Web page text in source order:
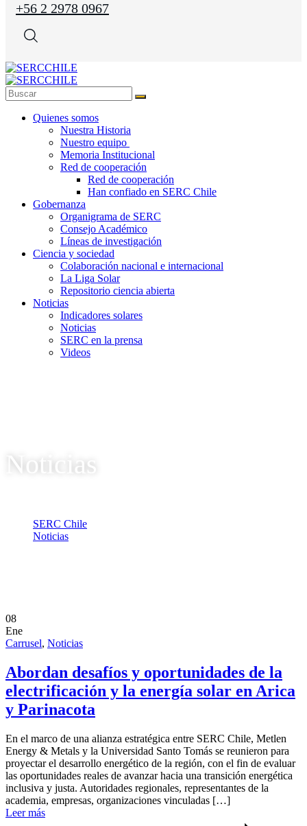
+56 2 2978 0967
Quienes somos
Nuestra Historia
Nuestro equipo
Memoria Institucional
Red de cooperación
Red de cooperación
Han confiado en SERC Chile
Gobernanza
Organigrama de SERC
Consejo Académico
Líneas de investigación
Ciencia y sociedad
Colaboración nacional e internacional
La Liga Solar
Repositorio ciencia abierta
Noticias
Indicadores solares
Noticias
SERC en la prensa
Videos
Noticias
SERC Chile
Noticias
08
Ene
Carrusel, Noticias
Abordan desafíos y oportunidades de la
electrificación y la energía solar en Arica
y Parinacota
En el marco de una alianza estratégica entre SERC Chile, Metlen
Energy & Metals y la Universidad Santo Tomás se reunieron para
proyectar el desarrollo energético de la región, con el fin de evaluar
las oportunidades reales de avanzar hacia una transición energética
inclusiva y justa. Autoridades regionales, representantes de la
academia, empresas, organizaciones vinculadas […]
Leer más